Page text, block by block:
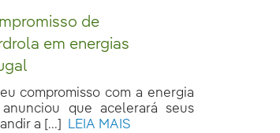
de
em energias
compromisso com a energia
que acelerará seus
a [...]
LEIA MAIS